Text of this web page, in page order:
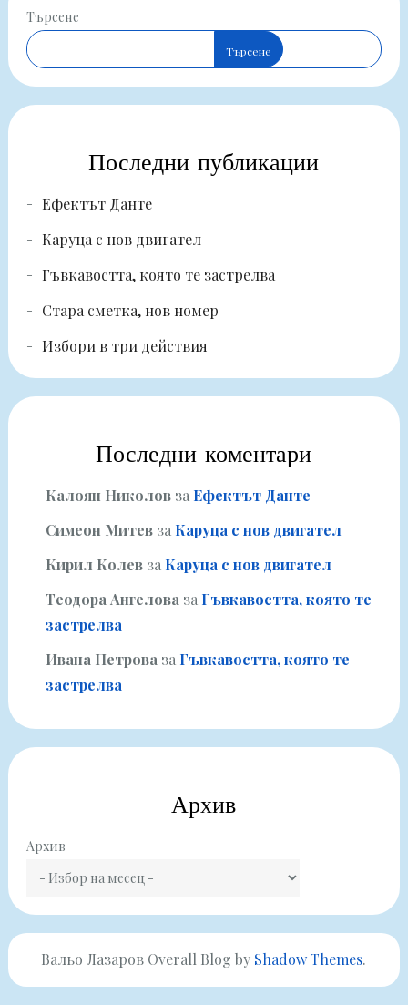
Търсене
Търсене
Последни публикации
Ефектът Данте
Каруца с нов двигател
Гъвкавостта, която те застрелва
Стара сметка, нов номер
Избори в три действия
Последни коментари
Калоян Николовза Ефектът Данте
Симеон Митевза Каруца с нов двигател
Кирил Колевза Каруца с нов двигател
Теодора Ангеловаза Гъвкавостта, която те
застрелва
Ивана Петроваза Гъвкавостта, която те
застрелва
Архив
Архив
Вальо Лазаров Overall Blog by Shadow Themes.